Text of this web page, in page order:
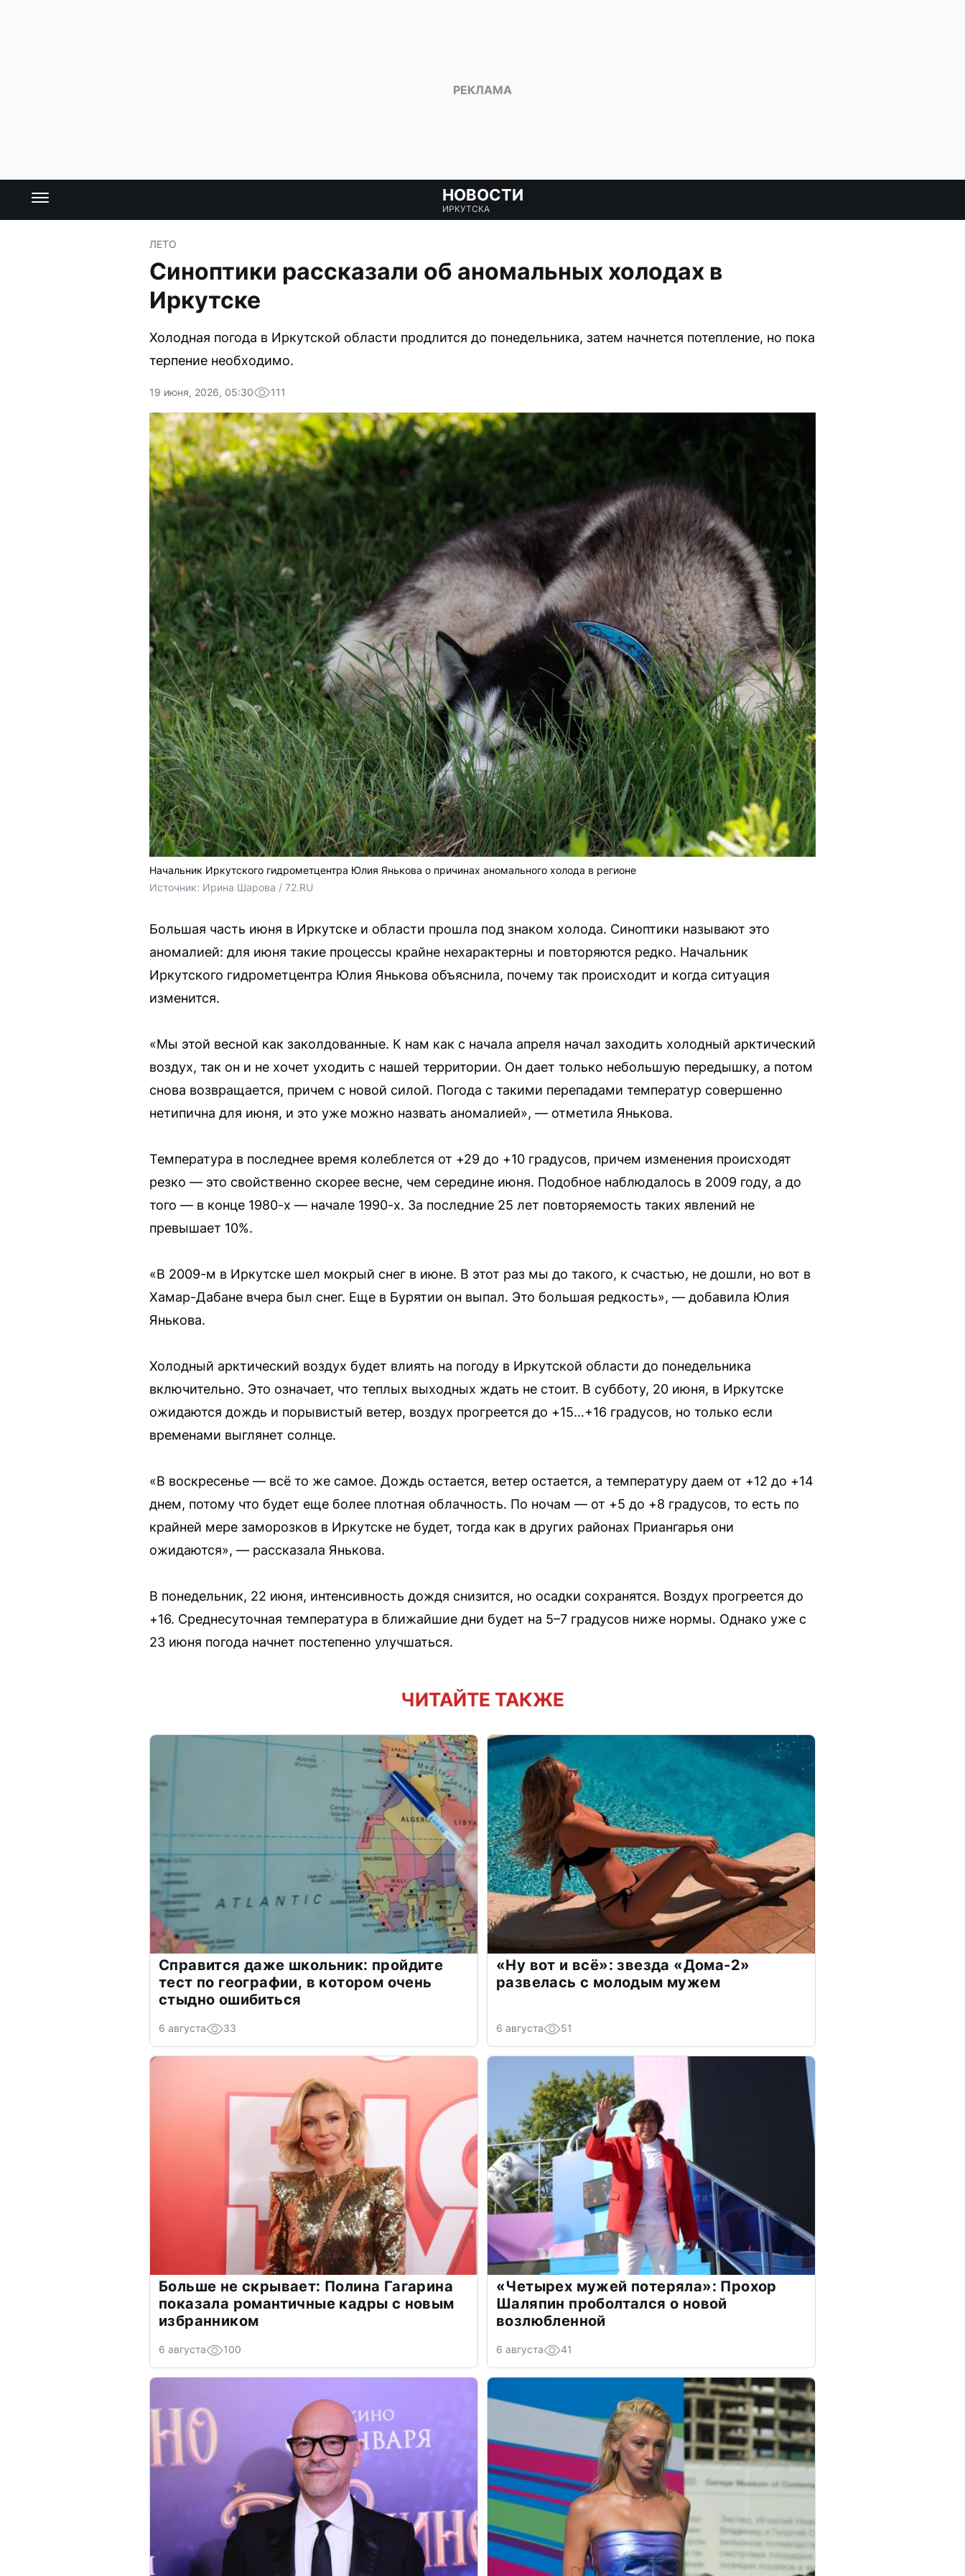
НОВОСТИ
ИРКУТСКА
ЛЕТО
Синоптики рассказали об аномальных холодах в
Иркутске
Холодная погода в Иркутской области продлится до понедельника, затем начнется потепление, но пока
терпение необходимо.
19 июня, 2026, 05:30 111
Начальник Иркутского гидрометцентра Юлия Янькова о причинах аномального холода в регионе
Источник: Ирина Шарова / 72.RU
Большая часть июня в Иркутске и области прошла под знаком холода. Синоптики называют это
аномалией: для июня такие процессы крайне нехарактерны и повторяются редко. Начальник
Иркутского гидрометцентра Юлия Янькова объяснила, почему так происходит и когда ситуация
изменится.
«Мы этой весной как заколдованные. К нам как с начала апреля начал заходить холодный арктический
воздух, так он и не хочет уходить с нашей территории. Он дает только небольшую передышку, а потом
снова возвращается, причем с новой силой. Погода с такими перепадами температур совершенно
нетипична для июня, и это уже можно назвать аномалией», — отметила Янькова.
Температура в последнее время колеблется от +29 до +10 градусов, причем изменения происходят
резко — это свойственно скорее весне, чем середине июня. Подобное наблюдалось в 2009 году, а до
того — в конце 1980-х — начале 1990-х. За последние 25 лет повторяемость таких явлений не
превышает 10%.
«В 2009-м в Иркутске шел мокрый снег в июне. В этот раз мы до такого, к счастью, не дошли, но вот в
Хамар-Дабане вчера был снег. Еще в Бурятии он выпал. Это большая редкость», — добавила Юлия
Янькова.
Холодный арктический воздух будет влиять на погоду в Иркутской области до понедельника
включительно. Это означает, что теплых выходных ждать не стоит. В субботу, 20 июня, в Иркутске
ожидаются дождь и порывистый ветер, воздух прогреется до +15…+16 градусов, но только если
временами выглянет солнце.
«В воскресенье — всё то же самое. Дождь остается, ветер остается, а температуру даем от +12 до +14
днем, потому что будет еще более плотная облачность. По ночам — от +5 до +8 градусов, то есть по
крайней мере заморозков в Иркутске не будет, тогда как в других районах Приангарья они
ожидаются», — рассказала Янькова.
В понедельник, 22 июня, интенсивность дождя снизится, но осадки сохранятся. Воздух прогреется до
+16. Среднесуточная температура в ближайшие дни будет на 5–7 градусов ниже нормы. Однако уже с
23 июня погода начнет постепенно улучшаться.
ЧИТАЙТЕ ТАКЖЕ
Справится даже школьник: пройдите
тест по географии, в котором очень
стыдно ошибиться
6 августа 33
«Ну вот и всё»: звезда «Дома-2»
развелась с молодым мужем
6 августа 51
Больше не скрывает: Полина Гагарина
показала романтичные кадры с новым
избранником
6 августа 100
«Четырех мужей потеряла»: Прохор
Шаляпин проболтался о новой
возлюбленной
6 августа 41